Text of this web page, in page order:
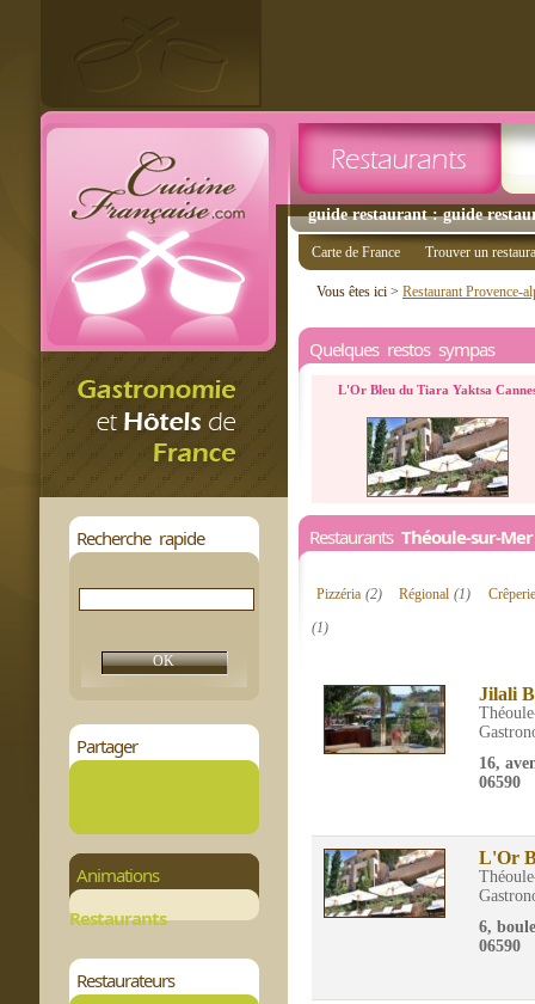
guide restaurant : guide
Recherche rapide
Partager
Animations
Restaurants
Restaurateurs
Carte de France Trouver un
Vous êtes ici > Restaurant Provence-
Quelques restos sympas
L'Or Bleu du Tiara Yaktsa
Restaurants Théoule-sur-Mer
Pizzéria (2) Régional(1)
(1)
Jilali B
16,
06590
L'Or
6,
06590